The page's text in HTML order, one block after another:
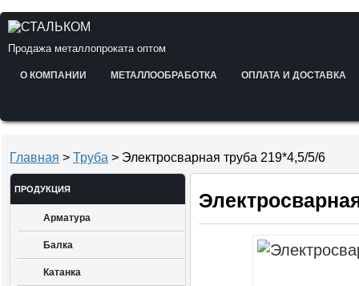
Продажа металлопроката оптом
О КОМПАНИИ МЕТАЛЛООБРАБОТКА ОПЛАТА И ДОСТАВКА
Главная > Труба > Электросварная труба 219*4,5/5/6
ПРОДУКЦИЯ
Арматура
Балка
Катанка